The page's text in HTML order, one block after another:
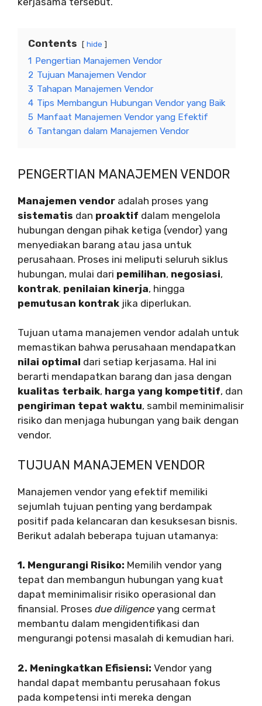
Contents hide
1 Pengertian Manajemen Vendor
2 Tujuan Manajemen Vendor
3 Tahapan Manajemen Vendor
4 Tips Membangun Hubungan Vendor yang Baik
5 Manfaat Manajemen Vendor yang Efektif
6 Tantangan dalam Manajemen Vendor
PENGERTIAN MANAJEMEN VENDOR
Manajemen vendor adalah proses yang
sistematis dan proaktif dalam mengelola
hubungan dengan pihak ketiga (vendor) yang
menyediakan barang atau jasa untuk
perusahaan. Proses ini meliputi seluruh siklus
hubungan, mulai dari pemilihan, negosiasi,
kontrak, penilaian kinerja, hingga
pemutusan kontrak jika diperlukan.
Tujuan utama manajemen vendor adalah untuk
memastikan bahwa perusahaan mendapatkan
nilai optimal dari setiap kerjasama. Hal ini
berarti mendapatkan barang dan jasa dengan
kualitas terbaik, harga yang kompetitif, dan
pengiriman tepat waktu, sambil meminimalisir
risiko dan menjaga hubungan yang baik dengan
vendor.
TUJUAN MANAJEMEN VENDOR
Manajemen vendor yang efektif memiliki
sejumlah tujuan penting yang berdampak
positif pada kelancaran dan kesuksesan bisnis.
Berikut adalah beberapa tujuan utamanya:
1. Mengurangi Risiko: Memilih vendor yang
tepat dan membangun hubungan yang kuat
dapat meminimalisir risiko operasional dan
finansial. Proses due diligence yang cermat
membantu dalam mengidentifikasi dan
mengurangi potensi masalah di kemudian hari.
2. Meningkatkan Efisiensi: Vendor yang
handal dapat membantu perusahaan fokus
pada kompetensi inti mereka dengan